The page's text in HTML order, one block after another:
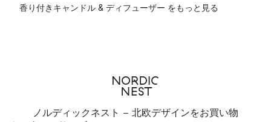
香り付きキャンドル & ディフューザー をもっと見る
ノルディックネスト - 北欧デザインをお買い物